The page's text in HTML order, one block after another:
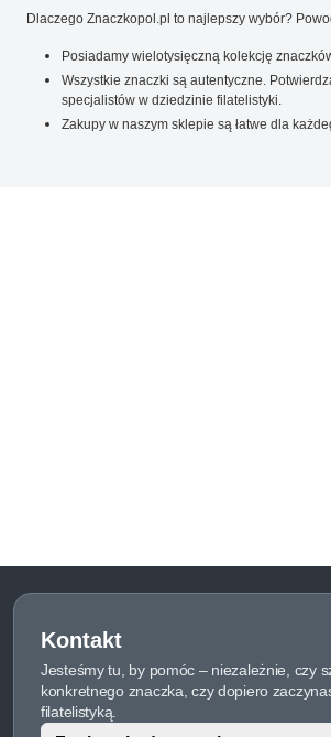
Dlaczego Znaczkopol.pl to najlepszy wybór?
Posiadamy wielotysięczną kolekcję
Wszystkie znaczki są autentyczne.
specjalistów w dziedzinie filatelistyki.
Zakupy w naszym sklepie są łatwe dla
Kontakt
Jesteśmy tu, by pomóc – niezależnie, czy
konkretnego znaczka, czy dopiero
filatelistyką.